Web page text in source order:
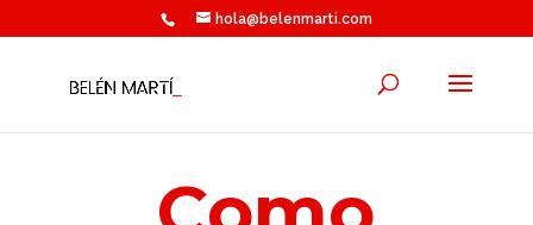
hola@belenmarti.com